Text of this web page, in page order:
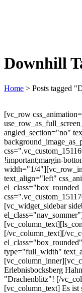
Downhill
Home > Posts tagged
[vc_row
angled_section="no"
!important;margin-
width="1/
text_align="left"
[vc_widget_sidebar
[/vc_column_text][/
type="full_width"
Erlebnisbocksberg
"Drachenblitz"! [/
[vc_column_text] Es ist